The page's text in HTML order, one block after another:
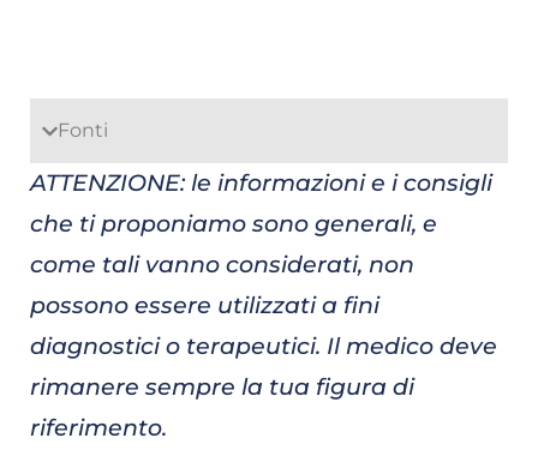
Fonti
ATTENZIONE: le informazioni e i consigli
che ti proponiamo sono generali, e
come tali vanno considerati, non
possono essere utilizzati a fini
diagnostici o terapeutici. Il medico deve
rimanere sempre la tua figura di
riferimento.